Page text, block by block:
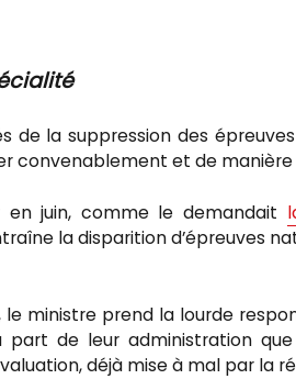
de la suppression des
et de manière
juin, comme le demandait
la disparition d’épreuves
ministre prend la lourde
part de leur administration
déjà mise à mal par la